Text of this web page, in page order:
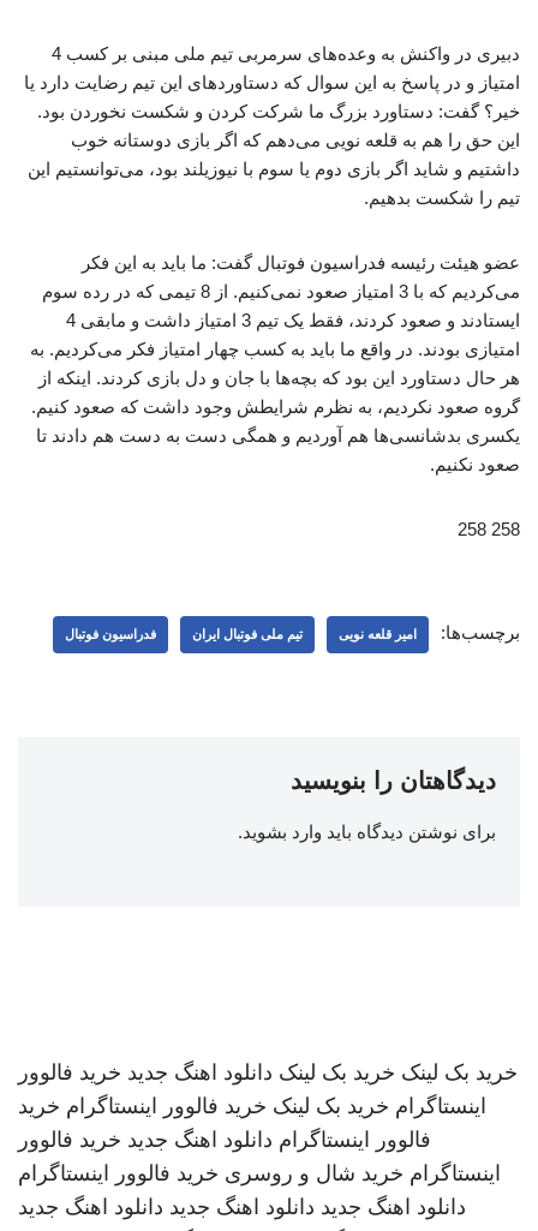
دبیری در واکنش به وعده‌های سرمربی تیم ملی مبنی بر کسب 4
امتیاز و در پاسخ به این سوال که دستاوردهای این تیم رضایت دارد یا
خیر؟ گفت: دستاورد بزرگ ما شرکت کردن و شکست نخوردن بود.
این حق را هم به قلعه نویی می‌دهم که اگر بازی دوستانه خوب
داشتیم و شاید اگر بازی دوم یا سوم با نیوزیلند بود، می‌توانستیم این
تیم را شکست بدهیم.
عضو هیئت رئیسه فدراسیون فوتبال گفت: ما باید به این فکر
می‌کردیم که با 3 امتیاز صعود نمی‌کنیم. از 8 تیمی که در رده سوم
ایستادند و صعود کردند، فقط یک تیم 3 امتیاز داشت و مابقی 4
امتیازی بودند. در واقع ما باید به کسب چهار امتیاز فکر می‌کردیم. به
هر حال دستاورد این بود که بچه‌ها با جان و دل بازی کردند. اینکه از
گروه صعود نکردیم، به نظرم شرایطش وجود داشت که صعود کنیم.
یکسری بدشانسی‌ها هم آوردیم و همگی دست به دست هم دادند تا
صعود نکنیم.
258 258
برچسب‌ها: امیر قلعه نویی تیم ملی فوتبال ایران فدراسیون فوتبال
دیدگاهتان را بنویسید
برای نوشتن دیدگاه باید وارد بشوید.
خرید بک لینک خرید بک لینک دانلود اهنگ جدید خرید فالوور
اینستاگرام خرید بک لینک خرید فالوور اینستاگرام خرید
فالوور اینستاگرام دانلود اهنگ جدید خرید فالوور
اینستاگرام خرید شال و روسری خرید فالوور اینستاگرام
دانلود اهنگ جدید دانلود اهنگ جدید دانلود اهنگ جدید